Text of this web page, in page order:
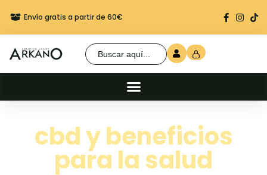
Envío gratis a partir de 60€ Regalo seguro en cada
Buscar:
cbd y beneficios
para la salud